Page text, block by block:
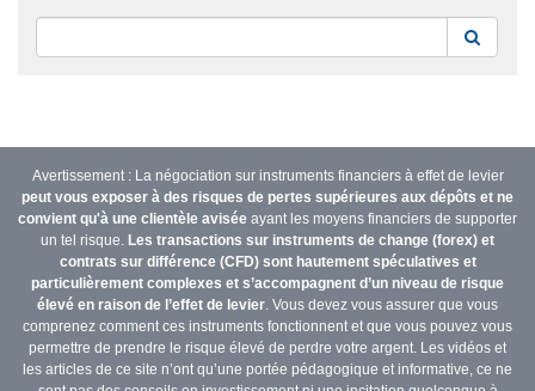
Avertissement : La négociation sur instruments financiers à effet de levier
peut vous exposer à des risques de pertes supérieures aux dépôts et ne
convient qu'à une clientèle avisée ayant les moyens financiers de supporter
un tel risque. Les transactions sur instruments de change (forex) et
contrats sur différence (CFD) sont hautement spéculatives et
particulièrement complexes et s’accompagnent d’un niveau de risque
élevé en raison de l’effet de levier. Vous devez vous assurer que vous
comprenez comment ces instruments fonctionnent et que vous pouvez vous
permettre de prendre le risque élevé de perdre votre argent. Les vidéos et
les articles de ce site n’ont qu’une portée pédagogique et informative, ce ne